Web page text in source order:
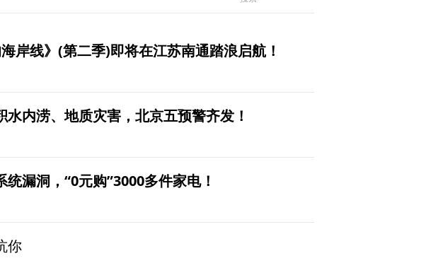
岸线》(第二季)即将在江苏南通踏浪启航！
内涝、地质灾害，北京五预警齐发！
漏洞，“0元购”3000多件家电！
你